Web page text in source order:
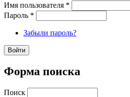
Имя пользователя *
Пароль *
Забыли пароль?
Форма поиска
Поиск